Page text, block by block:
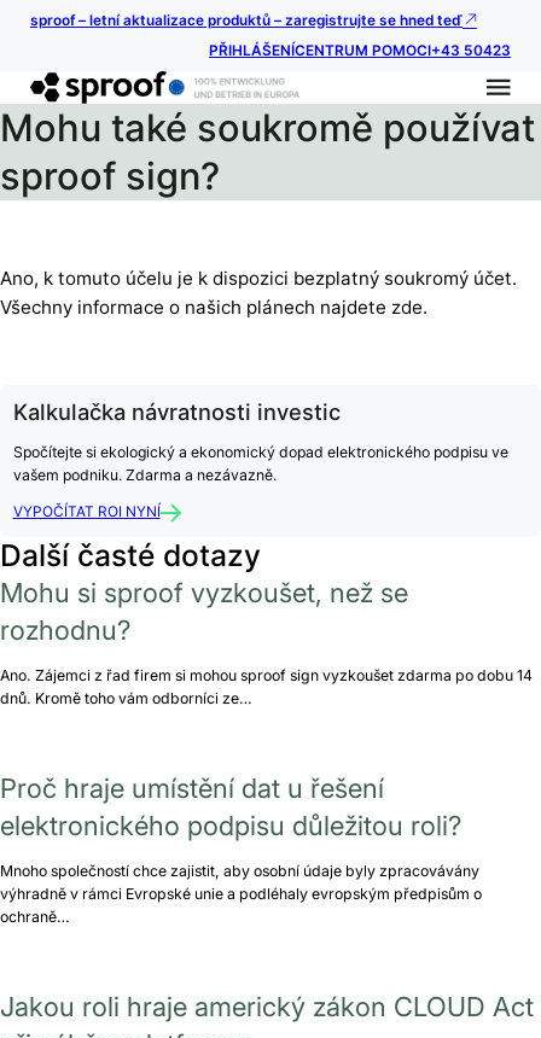
sproof – letní aktualizace produktů – zaregistrujte se hned teď
PŘIHLÁŠENÍCENTRUM POMOCI+43 50423
Mohu také soukromě používat
sproof sign?
Ano, k tomuto účelu je k dispozici bezplatný soukromý účet.
Všechny informace o našich plánech najdete zde.
Kalkulačka návratnosti investic
Spočítejte si ekologický a ekonomický dopad elektronického podpisu ve
vašem podniku. Zdarma a nezávazně.
VYPOČÍTAT ROI NYNÍ
Další časté dotazy
Mohu si sproof vyzkoušet, než se
rozhodnu?
Ano. Zájemci z řad firem si mohou sproof sign vyzkoušet zdarma po dobu 14
dnů. Kromě toho vám odborníci ze…
Proč hraje umístění dat u řešení
elektronického podpisu důležitou roli?
Mnoho společností chce zajistit, aby osobní údaje byly zpracovávány
výhradně v rámci Evropské unie a podléhaly evropským předpisům o
ochraně…
Jakou roli hraje americký zákon CLOUD Act